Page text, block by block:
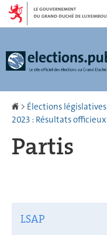
Aller
navigation
Aller
Accueil
> Élections législatives
2023 : Résultats officieux
Partis
LSAP